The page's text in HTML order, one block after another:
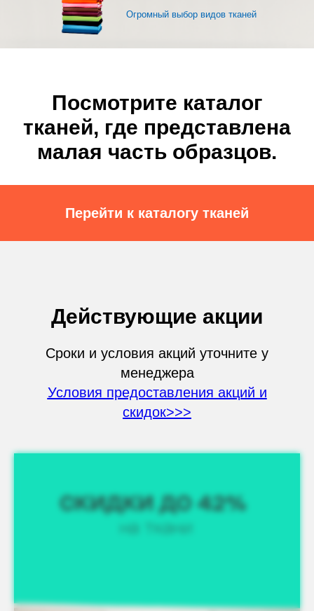
Огромный выбор видов тканей
Посмотрите каталог
тканей, где представлена
малая часть образцов.
Перейти к каталогу тканей
Действующие акции
Сроки и условия акций уточните у
менеджера
Условия предоставления акций и
скидок>>>